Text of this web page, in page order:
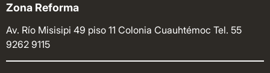
Zona Reforma
Av. Río Misisipi 49 piso 11 Colonia Cuauhtémoc Tel. 55
9262 9115